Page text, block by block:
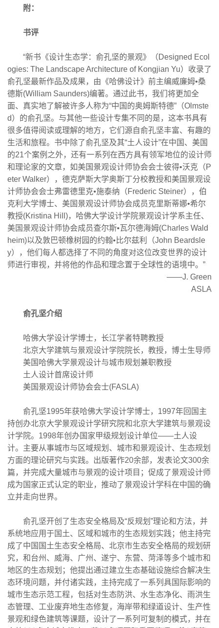
附：
书评
“新书《设计生态学：俞孔坚的景观》（Designed Ecol
ogies: The Landscape Architecture of Kongjian Yu）收录了
俞孔坚最新作品及成果，由《哈佛设计》前主编威廉姆•桑
德斯(William Saunders)编著。通过此书，我们将更加全
面、真实地了解被许多人称为“中国的奥姆斯特德”（Olmste
d）的俞孔坚。与其他一些设计专集不同的是，这本书具有
很多值得阅读或理解的地方，它们源自俞孔坚丰富、有趣的
生活和旅程。书中除了俞孔坚及其“土人设计”在中国、美国
的21个案例之外，还有一系列在西方具有领军地位的设计师
和理论家的文章，如美国景观设计师协会会士彼得•沃克（P
eter Walker），德克萨斯大学奥斯丁分校教授和美国景观设
计师协会会士弗雷德里克•施泰纳（Frederic Steiner），伯
克利大学博士、美国景观设计师协会成员克里斯蒂娜•希尔
教授(Kristina Hill)，哈佛大学设计学院景观设计学系主任、
美国景观设计师协会成员查尔斯•瓦尔德海姆(Charles Wald
heim)以及敦巴顿橡树园的约翰•比尔兹利（John Beardsle
y），他们每人都选择了不同的角度对这位改变世界的设计
师进行审视，并将他的作品和理念置于全球性的语境中。”
——J. Green
ASLA
俞孔坚介绍
哈佛大学设计学博士，长江学者特聘教授
北京大学建筑与景观设计学院院长，教授，博士生导师
美国哈佛大学景观设计与城市规划兼职教授
土人设计首席设计师
美国景观设计师协会会士(FASLA)
俞孔坚1995年获哈佛大学设计学博士，1997年回国主
持创办北京大学景观设计学研究院和北京大学建筑与景观设
计学院。1998年创办国家甲级规划设计单位——土人设
计。主要从事城市与区域规划、城市和景观设计、生态规划
方面的理论研究与实践。出版著作20余部，发表论文300余
篇，并完成大量城市与景观的设计项目；促成了景观设计师
成为国家正式认定的职业，推动了景观设计学科在中国的确
立并走向世界。
俞孔坚开创了生态安全格局及“反规划”理论和方法，并
系统地应用于国土、区域和城市的生态规划实践；他主持完
成了中国国土生态安全格局、北京市生态安全格局的规划研
究，和台州、威海、广州、遂宁、东营、菏泽等多个城市和
地区的生态规划；他提出通过建立生态基础设施综合解决生
态环境问题，并付诸实践，主持完成了一系列具国际影响的
城市生态示范工程，包括对生态防洪、水生态净化、雨洪生
态管理、工业废弃地生态修复，海岸带和绿道设计、生产性
景观和绿色建筑等课题，设计了一系列可复制的模式，并在